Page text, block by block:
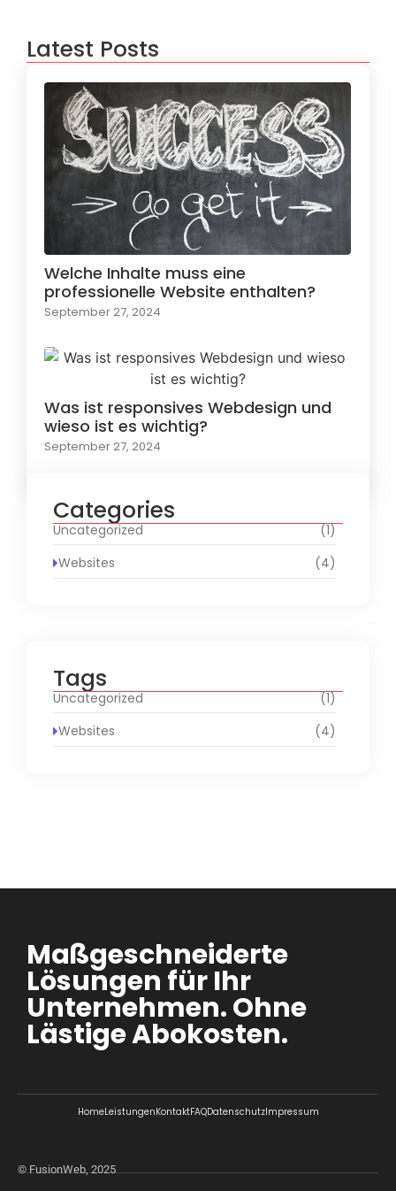
Latest Posts
Welche Inhalte muss eine
professionelle Website enthalten?
September 27, 2024
Was ist responsives Webdesign und
wieso ist es wichtig?
September 27, 2024
Categories
Uncategorized
(1)
Websites
(4)
Tags
Uncategorized
(1)
Websites
(4)
Maßgeschneiderte
Lösungen für Ihr
Unternehmen. Ohne
Lästige Abokosten.
HomeLeistungenKontaktFAQDatenschutzImpressum
© FusionWeb, 2025